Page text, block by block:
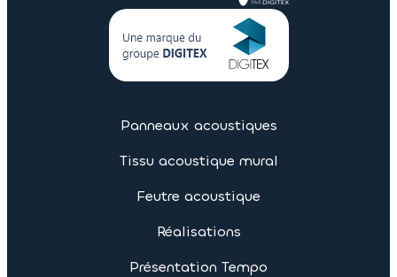
Panneaux acoustiques
Tissu acoustique mural
Feutre acoustique
Réalisations
Présentation Tempo